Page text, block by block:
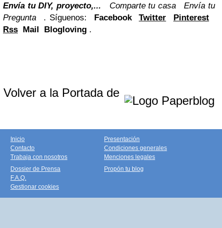
Envía tu DIY, proyecto,... Comparte tu casa
Envía tu
Pregunta . Síguenos: FacebookTwitter
Pinterest
Rss Mail Blogloving .
Volver a la Portada de
Inicio
Contacto
Trabaja con nosotros
Presentación
Condiciones generales
Menciones legales
Dossier de Prensa
F.A.Q.
Gestionar cookies
Propón tu blog